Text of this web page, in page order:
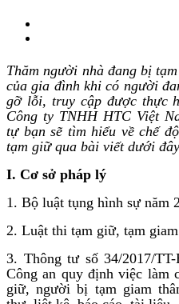
Thăm người nhà đang bị
của gia đình khi có người
gỡ lỗi, truy cập được thực
Công ty TNHH HTC Việt
tự bạn sẽ tìm hiểu về chế
tạm giữ qua bài viết dưới đây
I. Cơ sở pháp lý
1. Bộ luật tụng hình sự năm
2. Luật thi tạm giữ, tạm
3. Thông tư số 34/2017/
Công an quy định việc làm
giữ, người bị tạm giam